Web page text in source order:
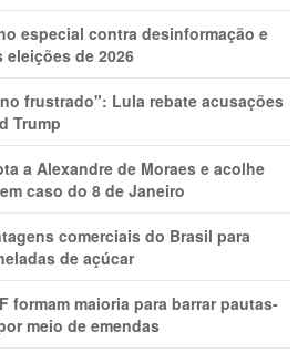
especial contra desinformação e
de 2026
frustrado": Lula rebate acusações
Trump
a Alexandre de Moraes e acolhe
caso do 8 de Janeiro
comerciais do Brasil para
de açúcar
formam maioria para barrar pautas-
meio de emendas